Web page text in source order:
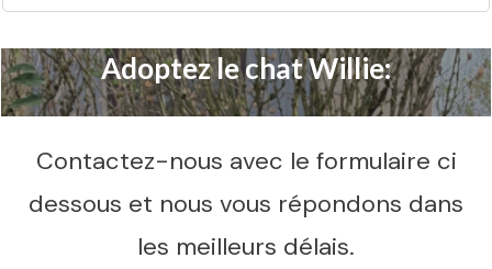
Adoptez le chat Willie:
Contactez-nous avec le formulaire ci
dessous et nous vous répondons dans
les meilleurs délais.